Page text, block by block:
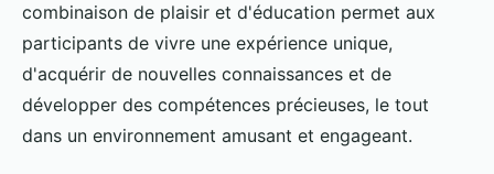
combinaison de plaisir et d'éducation permet aux
participants de vivre une expérience unique,
d'acquérir de nouvelles connaissances et de
développer des compétences précieuses, le tout
dans un environnement amusant et engageant.